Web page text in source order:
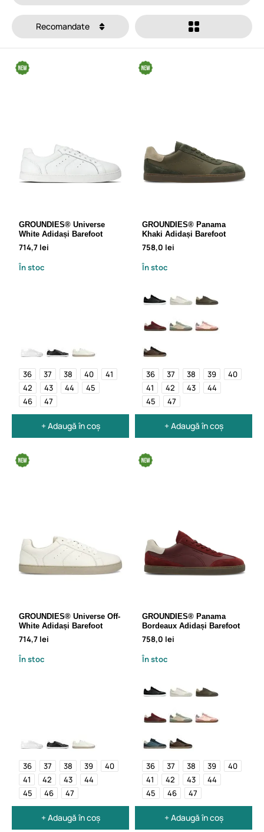
Recomandate
GROUNDIES® Universe
White Adidași Barefoot
714,7 lei
În stoc
36 37 38 40
41
42
43 44
45
46
47
+ Adaugă în coș
GROUNDIES® Panama
Khaki Adidași Barefoot
758,0 lei
În stoc
36 37 38 39
40
41
42 43
44
45
47
+ Adaugă în coș
GROUNDIES® Universe Off-
White Adidași Barefoot
714,7 lei
În stoc
36 37 38 39
40
41
42 43
44
45
46 47
+ Adaugă în coș
GROUNDIES® Panama
Bordeaux Adidași Barefoot
758,0 lei
În stoc
36 37 38 39
40
41
42 43
44
45
46 47
+ Adaugă în coș